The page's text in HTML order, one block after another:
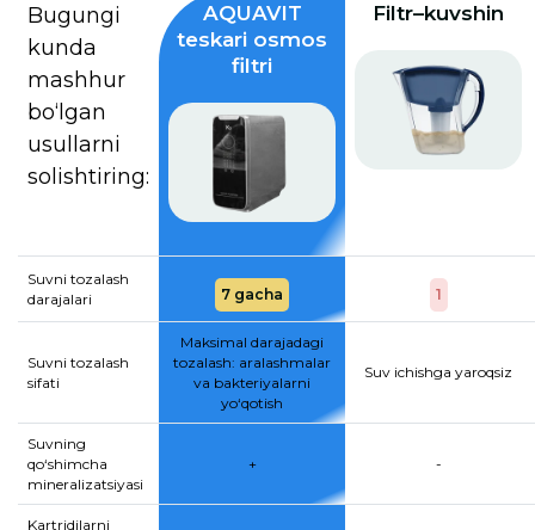
Bugungi
kunda
mashhur
bo‘lgan
usullarni
solishtiring:
AQUAVIT
teskari osmos
filtri
Filtr–kuvshin
Suvni tozalash
darajalari
7 gacha 1
Suvni tozalash
sifati
Maksimal darajadagi
tozalash: aralashmalar
va bakteriyalarni
yo‘qotish
Suv ichishga yaroqsiz
Suvning
qo‘shimcha
mineralizatsiyasi
+ -
Kartridjlarni